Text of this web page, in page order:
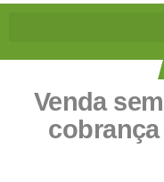
Venda
cobrança